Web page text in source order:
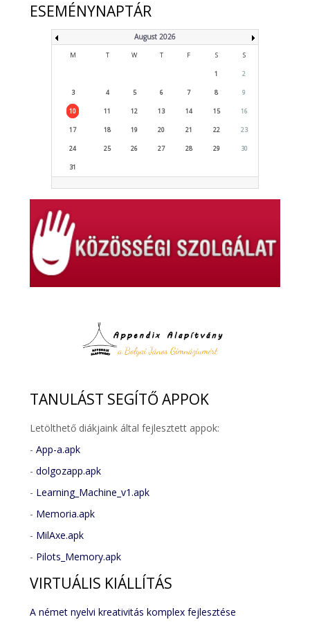
ESEMÉNYNAPTÁR
August 2026
M T W T F S S
1 2
3 4 5 6 7 8 9
10 11 12 13 14 15 16
17 18 19 20 21 22 23
24 25 26 27 28 29 30
31
TANULÁST SEGÍTŐ APPOK
Letölthető diákjaink által fejlesztett appok:
-App-a.apk
-dolgozapp.apk
- Learning_Machine_v1.apk
- Memoria.apk
- MilAxe.apk
- Pilots_Memory.apk
VIRTUÁLIS KIÁLLÍTÁS
A német nyelvi kreativitás komplex fejlesztése